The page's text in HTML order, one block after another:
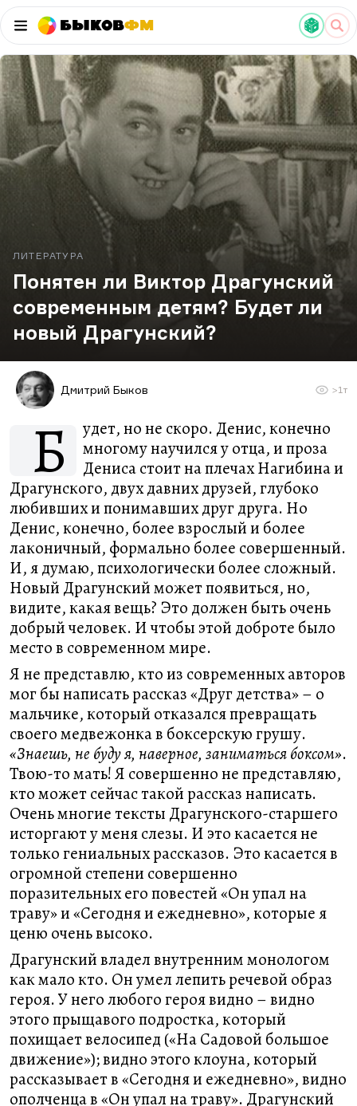
БыковФМ
ЛИТЕРАТУРА
Понятен ли Виктор Драгунский
современным детям? Будет ли
новый Драгунский?
Дмитрий Быков >1т
Б
удет, но не скоро. Денис, конечно
многому научился у отца, и проза
Дениса стоит на плечах Нагибина и
Драгунского, двух давних друзей, глубоко
любивших и понимавших друг друга. Но
Денис, конечно, более взрослый и более
лаконичный, формально более совершенный.
И, я думаю, психологически более сложный.
Новый Драгунский может появиться, но,
видите, какая вещь? Это должен быть очень
добрый человек. И чтобы этой доброте было
место в современном мире.
Я не представлю, кто из современных авторов
мог бы написать рассказ «Друг детства» – о
мальчике, который отказался превращать
своего медвежонка в боксерскую грушу.
«Знаешь, не буду я, наверное, заниматься боксом».
Твою-то мать! Я совершенно не представляю,
кто может сейчас такой рассказ написать.
Очень многие тексты Драгунского-старшего
исторгают у меня слезы. И это касается не
только гениальных рассказов. Это касается в
огромной степени совершенно
поразительных его повестей «Он упал на
траву» и «Сегодня и ежедневно», которые я
ценю очень высоко.
Драгунский владел внутренним монологом
как мало кто. Он умел лепить речевой образ
героя. У него любого героя видно – видно
этого прыщавого подростка, который
похищает велосипед («На Садовой большое
движение»); видно этого клоуна, который
рассказывает в «Сегодня и ежедневно», видно
ополченца в «Он упал на траву». Драгунский